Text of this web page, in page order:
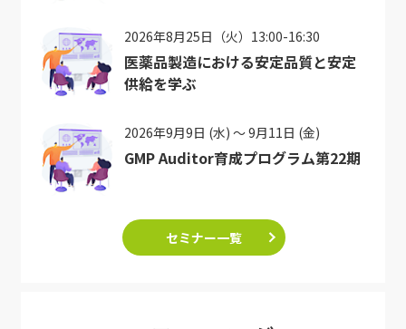
2026年8月25日（火）13:00-16:30
医薬品製造における安定品質と安定
供給を学ぶ
2026年9月9日 (水) ～ 9月11日 (金)
GMP Auditor育成プログラム第22期
セミナー一覧